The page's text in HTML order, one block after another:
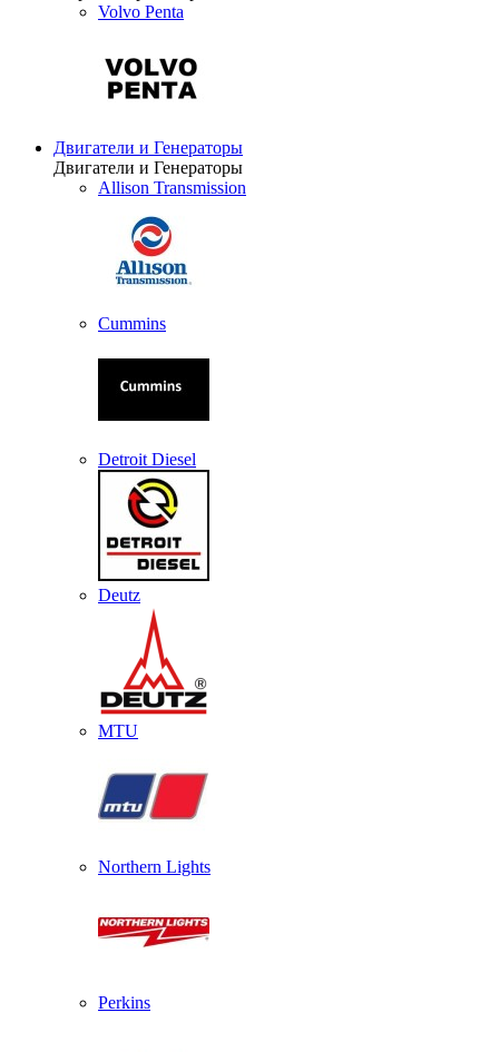
Volvo Penta
Двигатели и Генераторы
Двигатели и Генераторы
Allison Transmission
Cummins
Detroit Diesel
Deutz
MTU
Northern Lights
Perkins